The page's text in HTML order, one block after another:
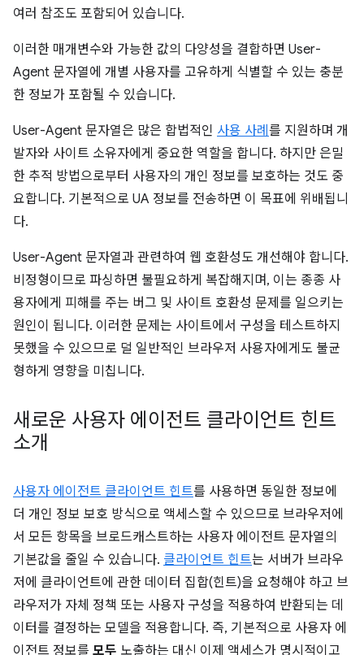
여러 참조도 포함되어 있습니다.
이러한 매개변수와 가능한 값의 다양성을 결합하면 User-
Agent 문자열에 개별 사용자를 고유하게 식별할 수 있는 충분
한 정보가 포함될 수 있습니다.
User-Agent 문자열은 많은 합법적인 사용 사례 를 지원하며 개
발자와 사이트 소유자에게 중요한 역할을 합니다. 하지만 은밀
한 추적 방법으로부터 사용자의 개인 정보를 보호하는 것도 중
요합니다. 기본적으로 UA 정보를 전송하면 이 목표에 위배됩니
다.
User-Agent 문자열과 관련하여 웹 호환성도 개선해야 합니다.
비정형이므로 파싱하면 불필요하게 복잡해지며, 이는 종종 사
용자에게 피해를 주는 버그 및 사이트 호환성 문제를 일으키는
원인이 됩니다. 이러한 문제는 사이트에서 구성을 테스트하지
못했을 수 있으므로 덜 일반적인 브라우저 사용자에게도 불균
형하게 영향을 미칩니다.
새로운 사용자 에이전트 클라이언트 힌트
소개
사용자 에이전트 클라이언트 힌트를 사용하면 동일한 정보에
더 개인 정보 보호 방식으로 액세스할 수 있으므로 브라우저에
서 모든 항목을 브로드캐스트하는 사용자 에이전트 문자열의
기본값을 줄일 수 있습니다. 클라이언트 힌트는 서버가 브라우
저에 클라이언트에 관한 데이터 집합(힌트)을 요청해야 하고 브
라우저가 자체 정책 또는 사용자 구성을 적용하여 반환되는 데
이터를 결정하는 모델을 적용합니다. 즉, 기본적으로 사용자 에
이전트 정보를 모두 노출하는 대신 이제 액세스가 명시적이고